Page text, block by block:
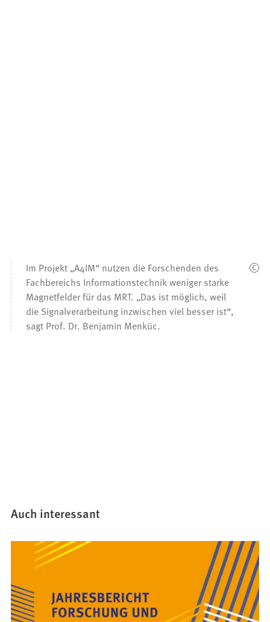
Im Projekt „A4IM“ nutzen die Forschenden des
Fachbereichs Informationstechnik weniger starke
Magnetfelder für das MRT. „Das ist möglich, weil
die Signalverarbeitung inzwischen viel besser ist“,
sagt Prof. Dr. Benjamin Menküc.
Auch interessant